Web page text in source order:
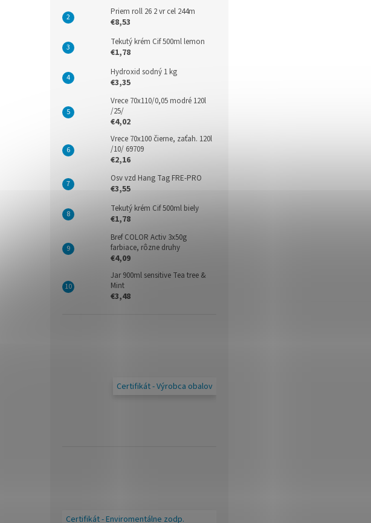
Priem roll 26 2 vr cel 244m
€8,53
Tekutý krém Cif 500ml lemon
€1,78
Hydroxid sodný 1 kg
€3,35
Vrece 70x110/0,05 modré 120l
/25/
€4,02
Vrece 70x100 čierne, zaťah. 120l
/10/ 69709
€2,16
Osv vzd Hang Tag FRE-PRO
€3,55
Tekutý krém Cif 500ml biely
€1,78
Bref COLOR Activ 3x50g
farbiace, rôzne druhy
€4,09
Jar 900ml sensitive Tea tree &
Mint
€3,48
Certifikát - Výrobca obalov
Certifikát - Enviromentálne zodp.